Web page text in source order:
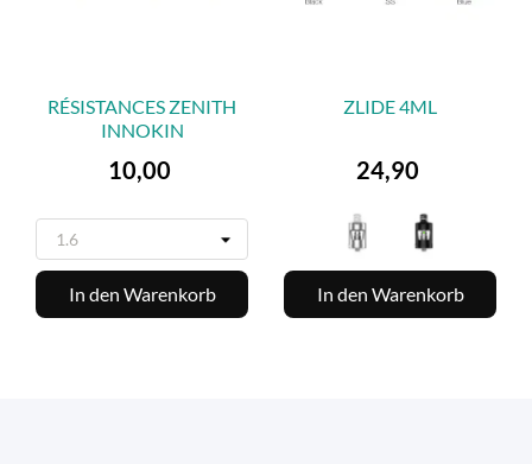
RÉSISTANCES ZENITH
INNOKIN
Preis
10,00
In den Warenkorb
ZLIDE 4ML
Preis
24,90
In den Warenkorb